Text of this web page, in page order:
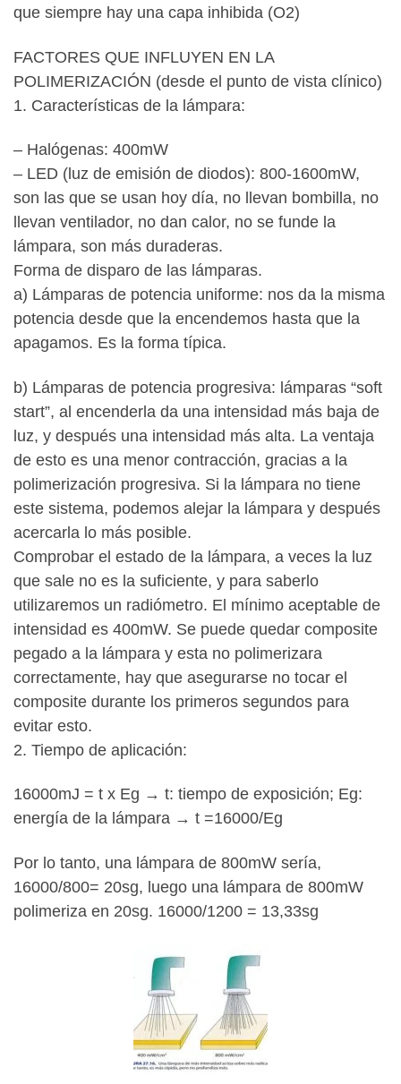
que siempre hay una capa inhibida (O2)
FACTORES QUE INFLUYEN EN LA
POLIMERIZACIÓN (desde el punto de vista clínico)
1. Características de la lámpara:
– Halógenas: 400mW
– LED (luz de emisión de diodos): 800-1600mW,
son las que se usan hoy día, no llevan bombilla, no
llevan ventilador, no dan calor, no se funde la
lámpara, son más duraderas.
Forma de disparo de las lámparas.
a) Lámparas de potencia uniforme: nos da la misma
potencia desde que la encendemos hasta que la
apagamos. Es la forma típica.
b) Lámparas de potencia progresiva: lámparas “soft
start”, al encenderla da una intensidad más baja de
luz, y después una intensidad más alta. La ventaja
de esto es una menor contracción, gracias a la
polimerización progresiva. Si la lámpara no tiene
este sistema, podemos alejar la lámpara y después
acercarla lo más posible.
Comprobar el estado de la lámpara, a veces la luz
que sale no es la suficiente, y para saberlo
utilizaremos un radiómetro. El mínimo aceptable de
intensidad es 400mW. Se puede quedar composite
pegado a la lámpara y esta no polimerizara
correctamente, hay que asegurarse no tocar el
composite durante los primeros segundos para
evitar esto.
2. Tiempo de aplicación:
16000mJ = t x Eg → t: tiempo de exposición; Eg:
energía de la lámpara → t =16000/Eg
Por lo tanto, una lámpara de 800mW sería,
16000/800= 20sg, luego una lámpara de 800mW
polimeriza en 20sg. 16000/1200 = 13,33sg